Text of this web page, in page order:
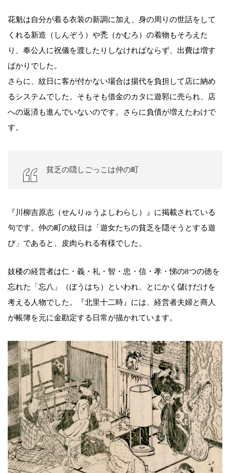
花魁は自分が着る衣装の新調に加え、身の周りの世話をして
くれる新造（しんぞう）や禿（かむろ）の着物もそろえた
り、奉公人に祝儀を渡したりしなければならず、出費は増す
ばかりでした。
さらに、紋日に客が付かない場合は揚代を負担して店に納め
るシステムでした。そもそも借金のカタに遊郭に売られ、店
への返済も進んでいないのです。さらに負債が増えたわけで
す。
貧乏の隠しごっこは仲の町
『川柳吉原志（せんりゅうよしわらし）』に掲載されている
句です。仲の町の紋日は「遊女たちの貧乏を隠そうとする遊
び」であると、皮肉られる有様でした。
妓楼の経営者は仁・義・礼・智・忠・信・孝・悌の8つの徳を
忘れた「忘八」（ぼうはち）といわれ、とにかく儲けだけを
考える人物でした。『北里十二時』には、経営者夫婦と商人
が帳簿を元に金勘定する日常が描かれています。